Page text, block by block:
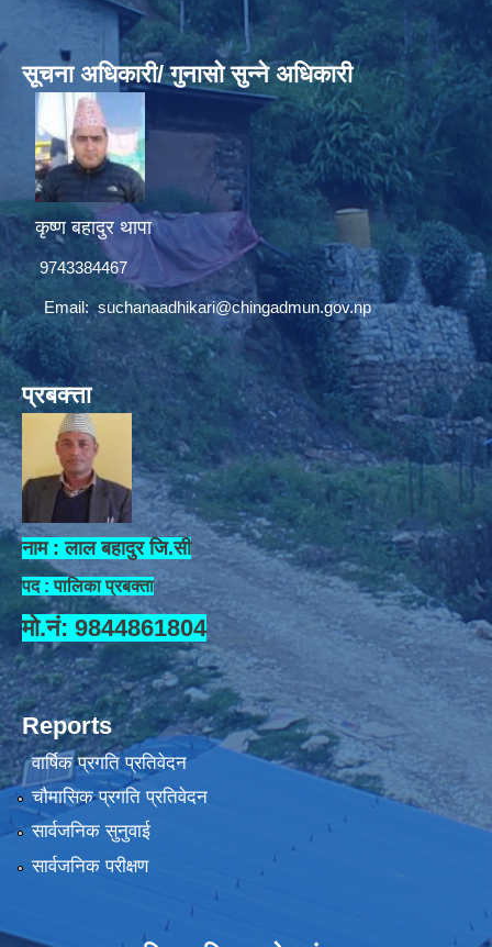
सूचना अधिकारी/ गुनासो सुन्ने अधिकारी
कृष्ण बहादुर थापा
9743384467
Email:suchanaadhikari@chingadmun.gov.np
प्रबक्त्ता
नाम : लाल बहादुर जि.सी
पद : पालिका प्रबक्ता
मो.नं: 9844861804
Reports
वार्षिक प्रगति प्रतिवेदन
चौमासिक प्रगति प्रतिवेदन
सार्वजनिक सुनुवाई
सार्वजनिक परीक्षण